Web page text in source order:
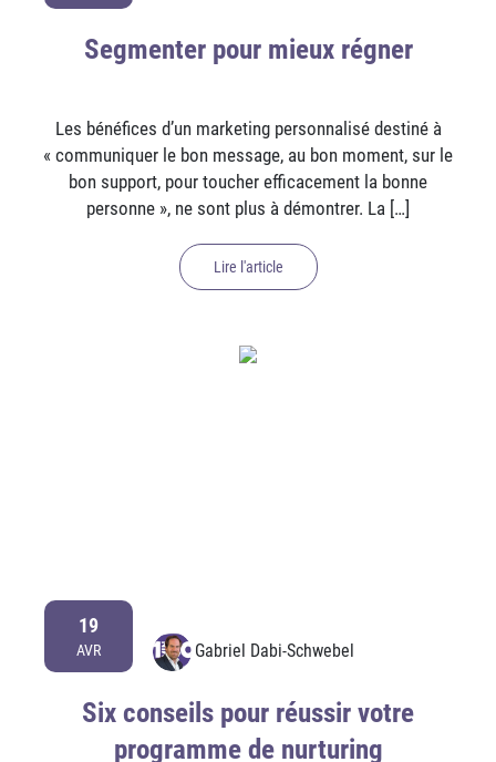
Segmenter pour mieux régner
Les bénéfices d’un marketing personnalisé destiné à
« communiquer le bon message, au bon moment, sur le
bon support, pour toucher efficacement la bonne
personne », ne sont plus à démontrer. La […]
Lire l'article
19
AVR Gabriel Dabi-Schwebel
Six conseils pour réussir votre
programme de nurturing